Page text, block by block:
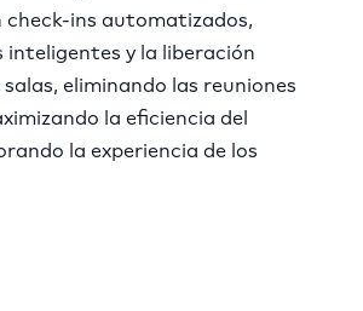
check-ins automatizados,
inteligentes y la liberación
eliminando las reuniones
la eficiencia del
la experiencia de los